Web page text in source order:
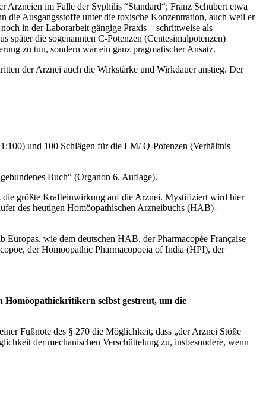
im Falle der Syphilis “Standard“; Franz Schubert etwa
die Ausgangsstoffe unter die toxische Konzentration, auch weil er
in der Laborarbeit gängige Praxis – schrittweise als
später die sogenannten C-Potenzen (Centesimalpotenzen)
zu tun, sondern war ein ganz pragmatischer Ansatz.
der Arznei auch die Wirkstärke und Wirkdauer anstieg. Der
und 100 Schlägen für die LM/ Q-Potenzen (Verhältnis
Buch“ (Organon 6. Auflage).
die größte Krafteinwirkung auf die Arznei. Mystifiziert wird hier
des heutigen Homöopathischen Arzneibuchs (HAB)-
wie dem deutschen HAB, der Pharmacopée Française
der Homöopathic Pharmacopoeia of India (HPI), der
selbst gestreut, um die
Fußnote des § 270 die Möglichkeit, dass „der Arznei Stöße
der mechanischen Verschüttelung zu, insbesondere, wenn